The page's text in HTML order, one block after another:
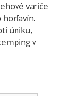
variče
horľavín.
úniku,
v